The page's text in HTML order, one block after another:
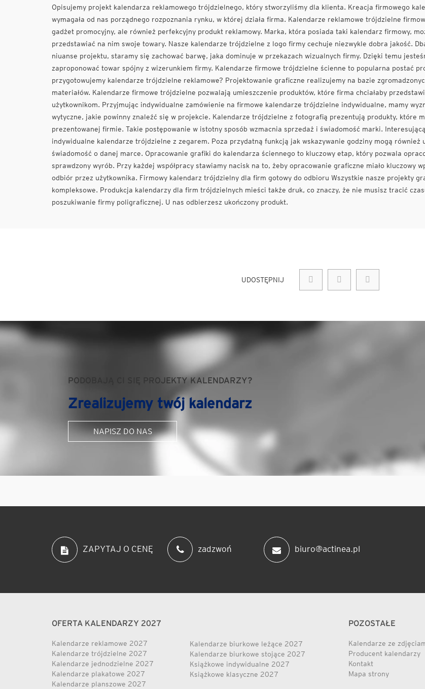
Opisujemy projekt kalendarza reklamowego trójdzielnego, który stworzyliśmy dla klienta. Kreacja firmowego
wymagała od nas porządnego rozpoznania rynku, w której działa firma. Kalendarze reklamowe trójdzielne
gadżet promocyjny, ale również perfekcyjny produkt reklamowy. Marka, która posiada taki kalendarz firmowy,
przedstawiać na nim swoje towary. Nasze kalendarze trójdzielne z logo firmy cechuje niezwykle dobra jakość.
niuanse projektu, staramy się zachować barwę, jaka dominuje w przekazach wizualnych firmy. Dzięki temu
zaproponować towar spójny z wizerunkiem firmy. Kalendarze firmowe trójdzielne ścienne to popularna postać
przygotowujemy kalendarze trójdzielne reklamowe? Projektowanie graficzne realizujemy na bazie
materiałów. Kalendarze firmowe trójdzielne pozwalają umieszczenie produktów, które firma chciałaby
użytkownikom. Przyjmując indywidualne zamówienie na firmowe kalendarze trójdzielne indywidualne, mamy
wytyczne, jakie powinny znaleźć się w projekcie. Kalendarze trójdzielne z fotografią prezentują produkty, które
prezentowanej firmie. Takie postępowanie w istotny sposób wzmacnia sprzedaż i świadomość marki.
indywidualne kalendarze trójdzielne z zegarem. Poza przydatną funkcją jak wskazywanie godziny mogą również
świadomość o danej marce. Opracowanie grafiki do kalendarza ściennego to kluczowy etap, który pozwala
sprawdzony wyrób. Przy każdej współpracy stawiamy nacisk na to, żeby opracowanie graficzne miało kluczowy
odbiór przez użytkownika. Firmowy kalendarz trójdzielny dla firm gotowy do odbioru Wszystkie nasze projekty
kompleksowe. Produkcja kalendarzy dla firm trójdzielnych mieści także druk, co znaczy, że nie musisz tracić
poszukiwanie firmy poligraficznej. U nas odbierzesz ukończony produkt.
UDOSTĘPNIJ
PODOBAJĄ CI SIĘ PROJEKTY KALENDARZY?
Zrealizujemy twój kalendarz
NAPISZ DO NAS
ZAPYTAJ O CENĘ zadzwoń biuro@actinea.pl
OFERTA KALENDARZY 2027
Kalendarze reklamowe 2027
Kalendarze trójdzielne 2027
Kalendarze jednodzielne 2027
Kalendarze plakatowe 2027
Kalendarze planszowe 2027
Kalendarze biurkowe leżące 2027
Kalendarze biurkowe stojące 2027
Książkowe indywidualne 2027
Książkowe klasyczne 2027
POZOSTAŁE
Kalendarze ze
Producent kalendarzy
Kontakt
Mapa strony